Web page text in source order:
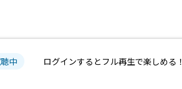
中 ログインするとフル再生で楽しめる！